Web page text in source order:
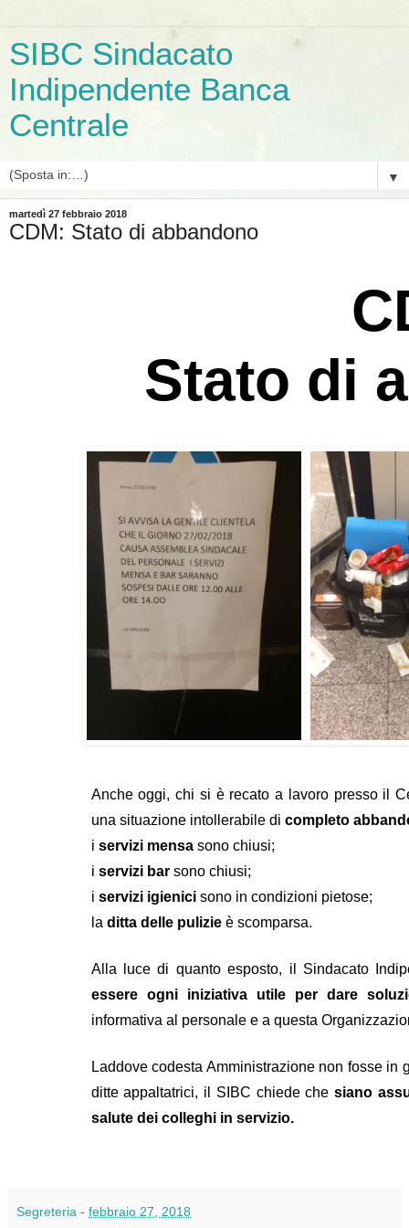
SIBC Sindacato
Indipendente Banca
Centrale
▼
martedì 27 febbraio 2018
CDM: Stato di abbandono
Stato di
Anche oggi, chi si è recato a lavoro presso il
una situazione intollerabile di completo
i servizi mensasono chiusi;
i servizi barsono chiusi;
i servizi igienicisono in condizioni pietose;
la ditta delle pulizieè scomparsa.
Alla luce di quanto esposto, il Sindacato
essere ogni iniziativa utile per dare
informativa al personale e a questa
Laddove codesta Amministrazione non fosse
ditte appaltatrici, il SIBC chiede chesiano
salute dei colleghi in servizio.
Segreteria - febbraio 27, 2018